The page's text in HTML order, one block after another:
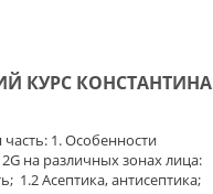
КУРС КОНСТАНТИНА
1. Особенности
на различных зонах лица:
1.2 Асептика, антисептика;